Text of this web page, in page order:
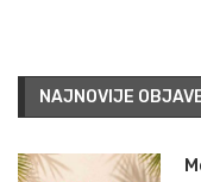
NAJNOVIJE